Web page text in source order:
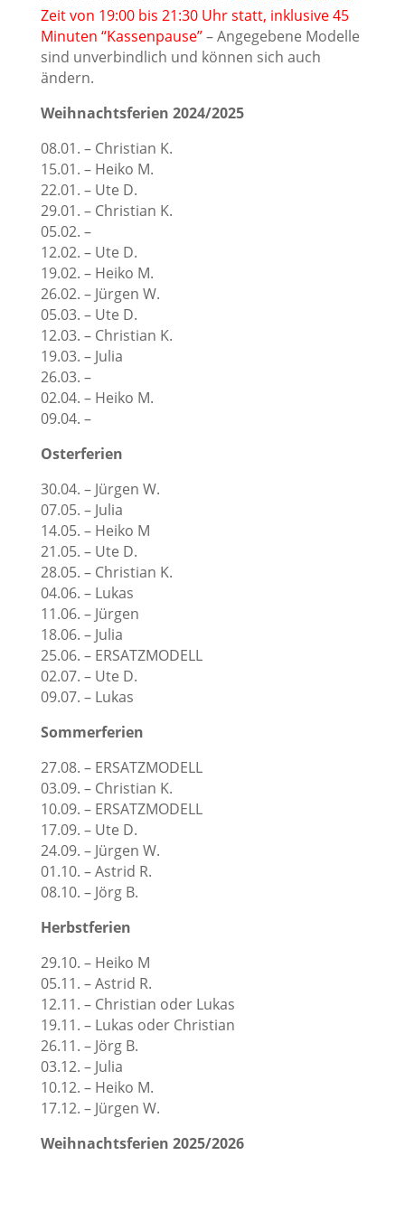
Zeit von 19:00 bis 21:30 Uhr statt, inklusive 45
Minuten “Kassenpause”– Angegebene Modelle
sind unverbindlich und können sich auch
ändern.
Weihnachtsferien 2024/2025
08.01. – Christian K.
15.01. – Heiko M.
22.01. – Ute D.
29.01. – Christian K.
05.02. –
12.02. – Ute D.
19.02. – Heiko M.
26.02. – Jürgen W.
05.03. – Ute D.
12.03. – Christian K.
19.03. – Julia
26.03. –
02.04. – Heiko M.
09.04. –
Osterferien
30.04. – Jürgen W.
07.05. – Julia
14.05. – Heiko M
21.05. – Ute D.
28.05. – Christian K.
04.06. – Lukas
11.06. – Jürgen
18.06. – Julia
25.06. – ERSATZMODELL
02.07. – Ute D.
09.07. – Lukas
Sommerferien
27.08. – ERSATZMODELL
03.09. – Christian K.
10.09. – ERSATZMODELL
17.09. – Ute D.
24.09. – Jürgen W.
01.10. – Astrid R.
08.10. – Jörg B.
Herbstferien
29.10. – Heiko M
05.11. – Astrid R.
12.11. – Christian oder Lukas
19.11. – Lukas oder Christian
26.11. – Jörg B.
03.12. – Julia
10.12. – Heiko M.
17.12. – Jürgen W.
Weihnachtsferien 2025/2026